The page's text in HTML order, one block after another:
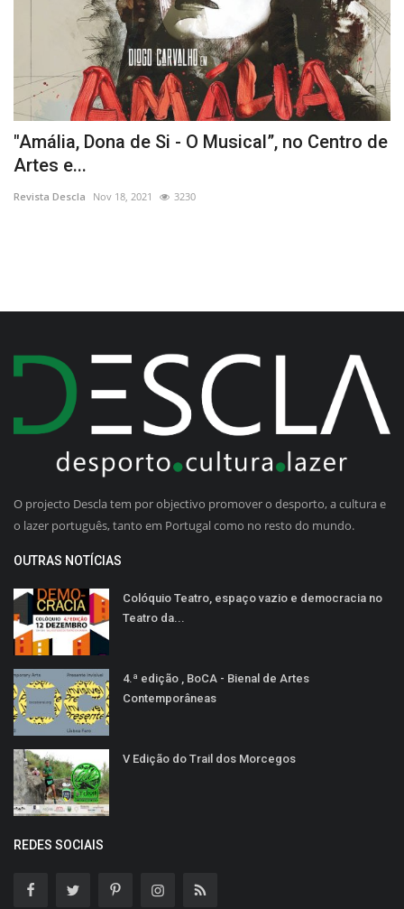
"Amália, Dona de Si - O Musical”, no Centro de
Artes e...
Revista Descla Nov 18, 2021 3230
O projecto Descla tem por objectivo promover o desporto, a cultura e
o lazer português, tanto em Portugal como no resto do mundo.
OUTRAS NOTÍCIAS
Colóquio Teatro, espaço vazio e democracia no
Teatro da...
4.ª edição , BoCA - Bienal de Artes
Contemporâneas
V Edição do Trail dos Morcegos
REDES SOCIAIS